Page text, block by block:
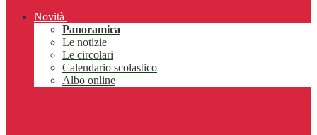
Novità
Panoramica
Le notizie
Le circolari
Calendario scolastico
Albo online